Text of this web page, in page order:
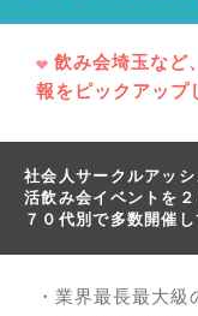
飲み会埼玉など
報をピックアップ
社会人サークルアッ
活飲み会イベントを
７０代別で多数開催し
・業界最長最大